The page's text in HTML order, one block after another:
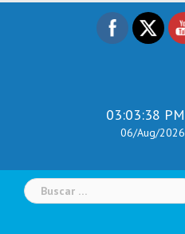
03:03:39 PM
06/Aug/2026
Buscar: